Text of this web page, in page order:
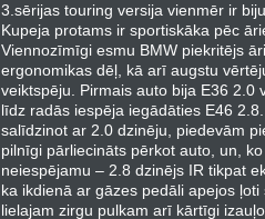
3.sērijas touring versija vienmēr ir
Kupeja protams ir sportiskāka pēc
Viennozīmīgi esmu BMW piekritējs
ergonomikas dēļ, kā arī augstu
veiktspēju. Pirmais auto bija E36 2.0
līdz radās iespēja iegādāties E46
salīdzinot ar 2.0 dzinēju, piedevām
pilnīgi pārliecināts pērkot auto, un,
neiespējamu – 2.8 dzinējs IR tikpat
ka ikdienā ar gāzes pedāli apejos
lielajam zirgu pulkam arī kārtīgi